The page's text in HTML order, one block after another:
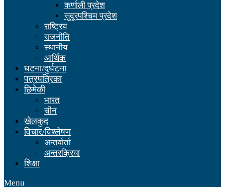
कर्णाली प्रदेश
सुदूरपश्चिम प्रदेश
राष्ट्रिय
राजनीति
स्थानीय
आर्थिक
घटना/दुर्घटना
पत्रपत्रिका
छिमेकी
भारत
चीन
खेलकुद
विचार/विश्लेषण
अन्तर्वार्ता
अन्तरक्रिया
शिक्षा
Menu